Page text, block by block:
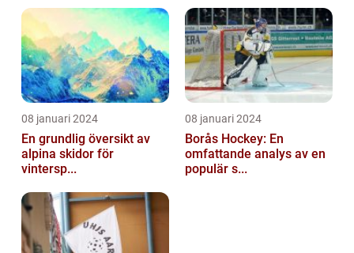
08 januari 2024
En grundlig översikt av
alpina skidor för
vintersp...
08 januari 2024
Borås Hockey: En
omfattande analys av en
populär s...